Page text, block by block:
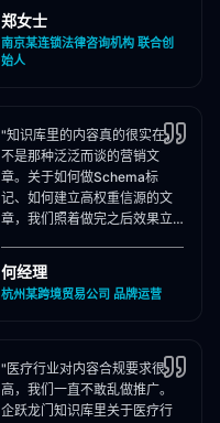
现，成单率提升惊人！"
郑女士
南京某连锁法律咨询机构 联合创
始人
"知识库里的内容真的很实在，
不是那种泛泛而谈的营销文
章。关于如何做Schema标
记、如何建立高权重信源的文
章，我们照着做完之后效果立
占位率翻了3倍！"
何经理
杭州某跨境贸易公司 品牌运营
"医疗行业对内容合规要求很
高，我们一直不敢乱做推广。
企跃龙门知识库里关于医疗行